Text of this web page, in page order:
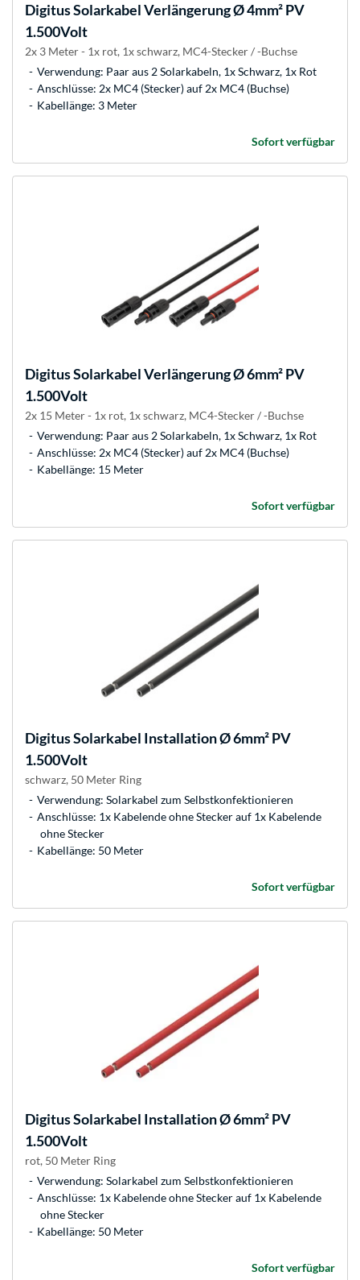
DigitusSolarkabel Verlängerung Ø 4mm² PV
1.500Volt
2x 3 Meter - 1x rot, 1x schwarz, MC4-Stecker / -Buchse
Verwendung: Paar aus 2 Solarkabeln, 1x Schwarz, 1x Rot
Anschlüsse: 2x MC4 (Stecker) auf 2x MC4 (Buchse)
Kabellänge: 3 Meter
Sofort verfügbar
DigitusSolarkabel Verlängerung Ø 6mm² PV
1.500Volt
2x 15 Meter - 1x rot, 1x schwarz, MC4-Stecker / -Buchse
Verwendung: Paar aus 2 Solarkabeln, 1x Schwarz, 1x Rot
Anschlüsse: 2x MC4 (Stecker) auf 2x MC4 (Buchse)
Kabellänge: 15 Meter
Sofort verfügbar
DigitusSolarkabel Installation Ø 6mm² PV
1.500Volt
schwarz, 50 Meter Ring
Verwendung: Solarkabel zum Selbstkonfektionieren
Anschlüsse: 1x Kabelende ohne Stecker auf 1x Kabelende
ohne Stecker
Kabellänge: 50 Meter
Sofort verfügbar
DigitusSolarkabel Installation Ø 6mm² PV
1.500Volt
rot, 50 Meter Ring
Verwendung: Solarkabel zum Selbstkonfektionieren
Anschlüsse: 1x Kabelende ohne Stecker auf 1x Kabelende
ohne Stecker
Kabellänge: 50 Meter
Sofort verfügbar